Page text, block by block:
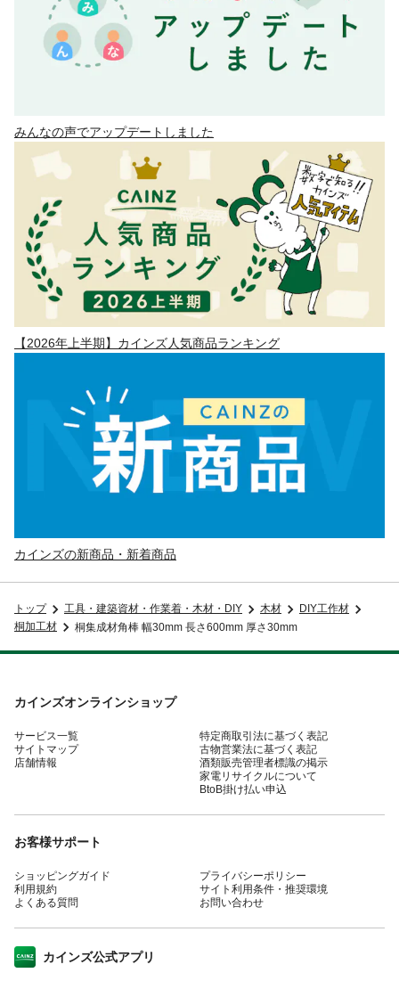
みんなの声でアップデートしました
【2026年上半期】カインズ人気商品ランキング
カインズの新商品・新着商品
トップ 工具・建築資材・作業着・木材・DIY 木材
DIY工作材
桐加工材
桐集成材角棒 幅30mm 長さ600mm 厚さ30mm
カインズオンラインショップ
サービス一覧
サイトマップ
店舗情報
特定商取引法に基づく表記
古物営業法に基づく表記
酒類販売管理者標識の掲示
家電リサイクルについて
BtoB掛け払い申込
お客様サポート
ショッピングガイド
利用規約
よくある質問
プライバシーポリシー
サイト利用条件・推奨環境
お問い合わせ
カインズ公式アプリ